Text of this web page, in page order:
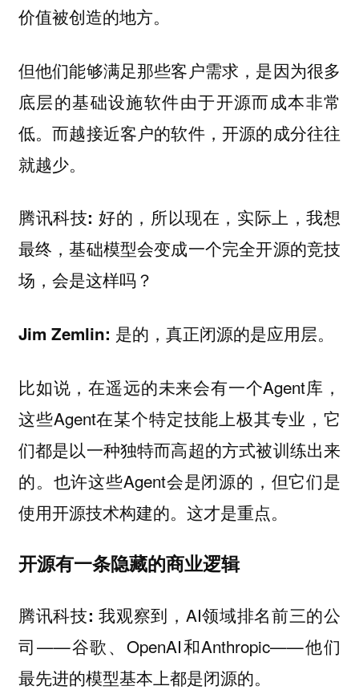
价值被创造的地方。
但他们能够满足那些客户需求，是因为很多
底层的基础设施软件由于开源而成本非常
低。而越接近客户的软件，开源的成分往往
就越少。
腾讯科技: 好的，所以现在，实际上，我想
最终，基础模型会变成一个完全开源的竞技
场，会是这样吗？
Jim Zemlin: 是的，真正闭源的是应用层。
比如说，在遥远的未来会有一个Agent库，
这些Agent在某个特定技能上极其专业，它
们都是以一种独特而高超的方式被训练出来
的。也许这些Agent会是闭源的，但它们是
使用开源技术构建的。这才是重点。
开源有一条隐藏的商业逻辑
腾讯科技: 我观察到，AI领域排名前三的公
司——谷歌、OpenAI和Anthropic——他们
最先进的模型基本上都是闭源的。